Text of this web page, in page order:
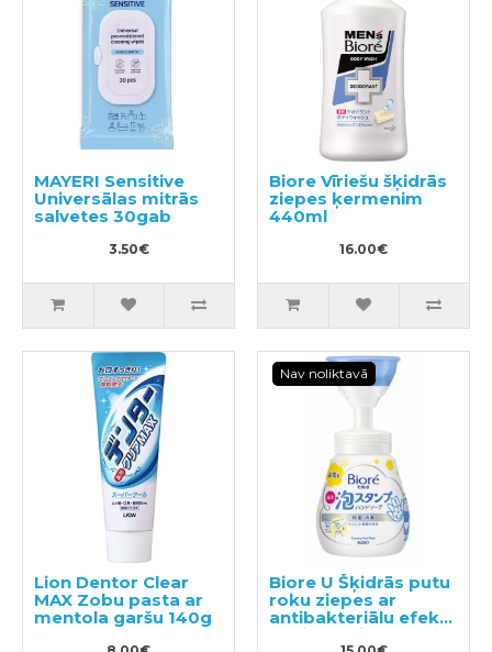
MAYERI Sensitive
Universālas mitrās
salvetes 30gab
3.50€
Biore Vīriešu šķidrās
ziepes ķermenim
440ml
16.00€
Lion Dentor Clear
MAX Zobu pasta ar
mentola garšu 140g
Nav noliktavā
Biore U Šķidrās putu
roku ziepes ar
antibakteriālu efektu
ar vieglu citrusaugļu